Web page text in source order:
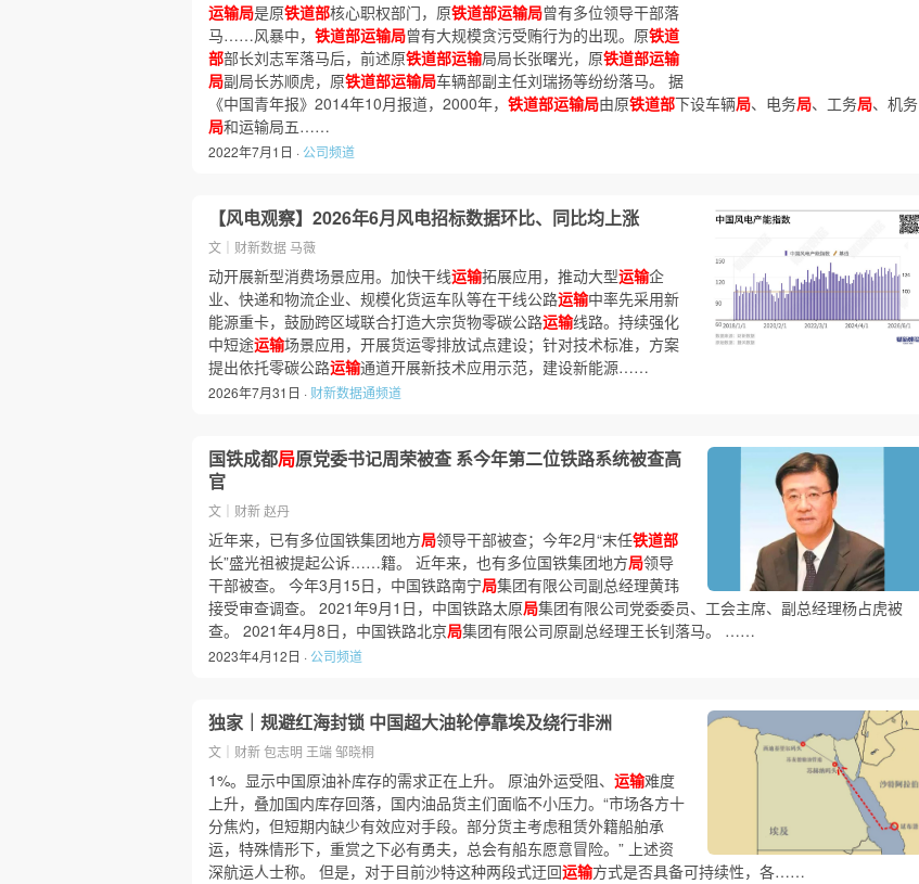
运输局是原铁道部核心职权部门，原铁道部运输局曾有多位领导干部落
马……风暴中， 铁道部运输局曾有大规模贪污受贿行为的出现。原铁道
部部长刘志军落马后，前述原铁道部运输局局长张曙光，原铁道部运输
局副局长苏顺虎，原铁道部运输局车辆部副主任刘瑞扬等纷纷落马。 据
《中国青年报》2014年10月报道，2000年， 铁道部运输局由原铁道部下设车辆局、电务局、工务局、机务
局和运输局五……
2022年7月1日 · 公司频道
【风电观察】2026年6月风电招标数据环比、同比均上涨
文｜财新数据 马薇
动开展新型消费场景应用。加快干线运输拓展应用，推动大型运输企
业、快递和物流企业、规模化货运车队等在干线公路运输中率先采用新
能源重卡，鼓励跨区域联合打造大宗货物零碳公路运输线路。持续强化
中短途运输场景应用，开展货运零排放试点建设；针对技术标准，方案
提出依托零碳公路运输通道开展新技术应用示范，建设新能源……
2026年7月31日 · 财新数据通频道
国铁成都局原党委书记周荣被查 系今年第二位铁路系统被查高
官
文｜财新 赵丹
近年来，已有多位国铁集团地方局领导干部被查；今年2月“末任铁道部
长”盛光祖被提起公诉……籍。 近年来，也有多位国铁集团地方局领导
干部被查。 今年3月15日，中国铁路南宁局集团有限公司副总经理黄玮
接受审查调查。 2021年9月1日，中国铁路太原局集团有限公司党委委员、工会主席、副总经理杨占虎被
查。 2021年4月8日，中国铁路北京局集团有限公司原副总经理王长钊落马。 ……
2023年4月12日 · 公司频道
独家｜规避红海封锁 中国超大油轮停靠埃及绕行非洲
文｜财新 包志明 王端 邹晓桐
1%。显示中国原油补库存的需求正在上升。 原油外运受阻、 运输难度
上升，叠加国内库存回落，国内油品货主们面临不小压力。“市场各方十
分焦灼，但短期内缺少有效应对手段。部分货主考虑租赁外籍船舶承
运，特殊情形下，重赏之下必有勇夫，总会有船东愿意冒险。” 上述资
深航运人士称。 但是，对于目前沙特这种两段式迂回运输方式是否具备可持续性，各……